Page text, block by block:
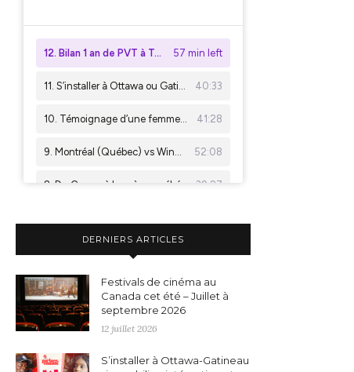
DERNIERS ARTICLES
Festivals de cinéma au
Canada cet été – Juillet à
septembre 2026
12 juillet 2026
S’installer à Ottawa-Gatineau